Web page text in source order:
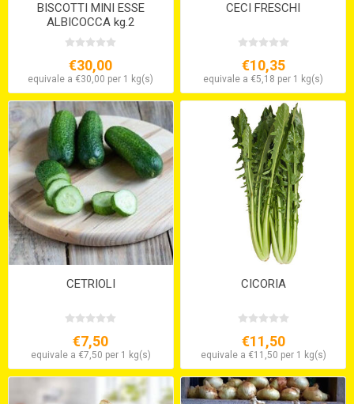
BISCOTTI MINI ESSE
ALBICOCCA kg.2
€30,00
equivale a €30,00 per 1 kg(s)
CECI FRESCHI
€10,35
equivale a €5,18 per 1 kg(s)
CETRIOLI
€7,50
equivale a €7,50 per 1 kg(s)
CICORIA
€11,50
equivale a €11,50 per 1 kg(s)